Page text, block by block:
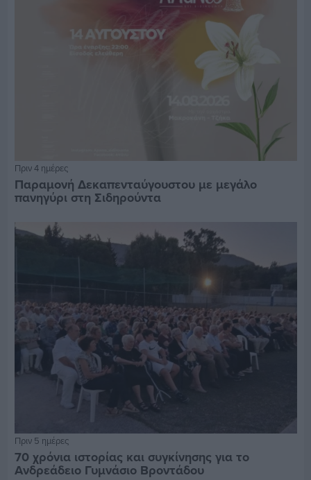
Πριν 4 ημέρες
Παραμονή Δεκαπενταύγουστου με μεγάλο
πανηγύρι στη Σιδηρούντα
Πριν 5 ημέρες
70 χρόνια ιστορίας και συγκίνησης για το
Ανδρεάδειο Γυμνάσιο Βροντάδου